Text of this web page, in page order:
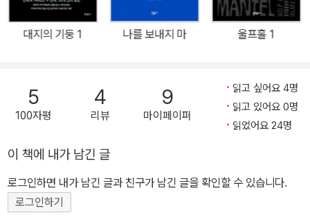
대지의 기둥 1 나를 보내지 마 울프홀 1
5
100자평
4
리뷰
9
마이페이퍼
읽고 싶어요 4명
읽고 있어요 0명
읽었어요 24명
이 책에 내가 남긴 글
로그인하면 내가 남긴 글과 친구가 남긴 글을 확인할 수 있습니다.
로그인하기